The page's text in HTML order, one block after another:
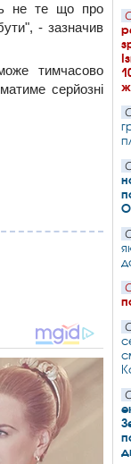
не те що про
- зазначив
тимчасово
серйозні